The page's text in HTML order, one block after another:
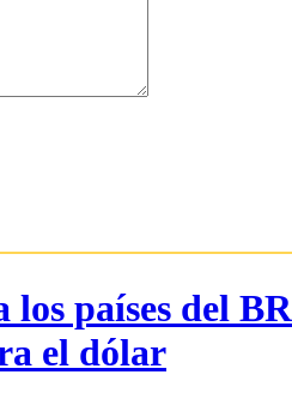
países del
el dólar